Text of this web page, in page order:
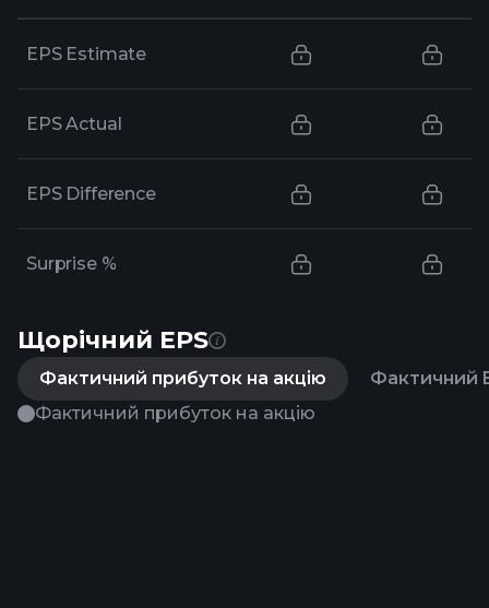
EPS Estimate
EPS Actual
EPS Difference
Surprise %
Щорічний EPS
Фактичний прибуток на акцію
Фактичний
Фактичний прибуток на акцію